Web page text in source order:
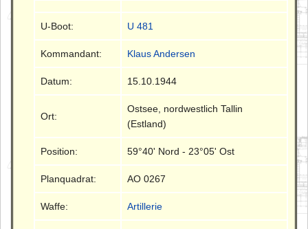
U-Boot: U 481
Kommandant: Klaus Andersen
Datum: 15.10.1944
Ort:
Ostsee, nordwestlich Tallin
(Estland)
Position: 59°40' Nord - 23°05' Ost
Planquadrat: AO 0267
Waffe: Artillerie